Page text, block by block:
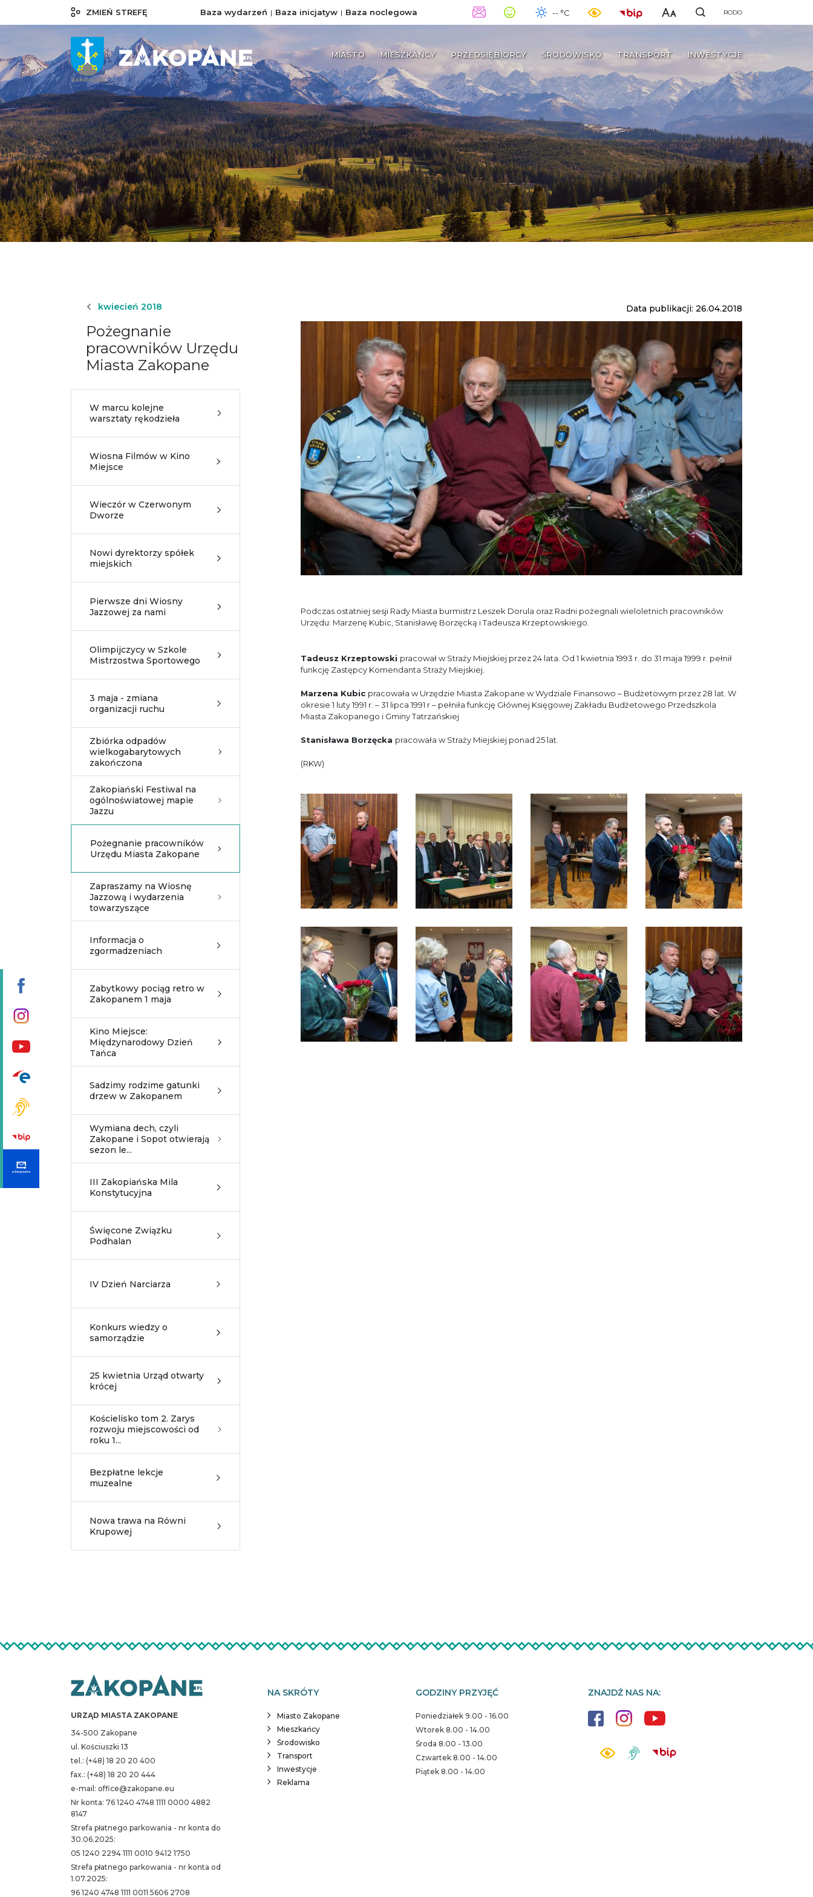
ZMIEŃ STREFĘ Baza wydarzeń Baza inicjatyw Baza noclegowa -- °C RODO
MIASTO MIESZKAŃCY PRZEDSIĘBIORCY ŚRODOWISKO TRANSPORT INWESTYCJE
kwiecień 2018
Pożegnanie
pracowników Urzędu
Miasta Zakopane
W marcu kolejne
warsztaty rękodzieła
Wiosna Filmów w Kino
Miejsce
Wieczór w Czerwonym
Dworze
Nowi dyrektorzy spółek
miejskich
Pierwsze dni Wiosny
Jazzowej za nami
Olimpijczycy w Szkole
Mistrzostwa Sportowego
3 maja - zmiana
organizacji ruchu
Zbiórka odpadów
wielkogabarytowych
zakończona
Zakopiański Festiwal na
ogólnoświatowej mapie
Jazzu
Pożegnanie pracowników
Urzędu Miasta Zakopane
Zapraszamy na Wiosnę
Jazzową i wydarzenia
towarzyszące
Informacja o
zgormadzeniach
Zabytkowy pociąg retro w
Zakopanem 1 maja
Kino Miejsce:
Międzynarodowy Dzień
Tańca
Sadzimy rodzime gatunki
drzew w Zakopanem
Wymiana dech, czyli
Zakopane i Sopot otwierają
sezon le...
III Zakopiańska Mila
Konstytucyjna
Święcone Związku
Podhalan
IV Dzień Narciarza
Konkurs wiedzy o
samorządzie
25 kwietnia Urząd otwarty
krócej
Kościelisko tom 2. Zarys
rozwoju miejscowości od
roku 1...
Bezpłatne lekcje
muzealne
Nowa trawa na Równi
Krupowej
Data publikacji: 26.04.2018
Podczas ostatniej sesji Rady Miasta burmistrz Leszek Dorula oraz Radni pożegnali wieloletnich pracowników
Urzędu: Marzenę Kubic, Stanisławę Borzęcką i Tadeusza Krzeptowskiego.
Tadeusz Krzeptowski pracował w Straży Miejskiej przez 24 lata. Od 1 kwietnia 1993 r. do 31 maja 1999 r. pełnił
funkcję Zastępcy Komendanta Straży Miejskiej.
Marzena Kubic pracowała w Urzędzie Miasta Zakopane w Wydziale Finansowo – Budżetowym przez 28 lat. W
okresie 1 luty 1991 r. – 31 lipca 1991 r – pełniła funkcję Głównej Księgowej Zakładu Budżetowego Przedszkola
Miasta Zakopanego i Gminy Tatrzańskiej
Stanisława Borzęcka pracowała w Straży Miejskiej ponad 25 lat.
(RKW)
URZĄD MIASTA ZAKOPANE
34-500 Zakopane
ul. Kościuszki 13
tel.: (+48) 18 20 20 400
fax.: (+48) 18 20 20 444
e-mail: office@zakopane.eu
Nr konta: 76 1240 4748 1111 0000 4882
8147
Strefa płatnego parkowania - nr konta do
30.06.2025:
05 1240 2294 1111 0010 9412 1750
Strefa płatnego parkowania - nr konta od
1.07.2025:
96 1240 4748 1111 0011 5606 2708
NA SKRÓTY
Miasto Zakopane
Mieszkańcy
Środowisko
Transport
Inwestycje
Reklama
GODZINY PRZYJĘĆ
Poniedziałek 9.00 - 16.00
Wtorek 8.00 - 14.00
Środa 8.00 - 13.00
Czwartek 8.00 - 14.00
Piątek 8.00 - 14.00
ZNAJDŹ NAS NA: